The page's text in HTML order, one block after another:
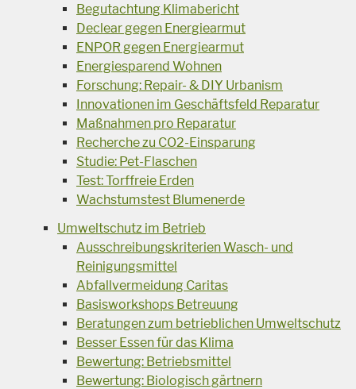
Begutachtung Klimabericht
Declear gegen Energiearmut
ENPOR gegen Energiearmut
Energiesparend Wohnen
Forschung: Repair- & DIY Urbanism
Innovationen im Geschäftsfeld Reparatur
Maßnahmen pro Reparatur
Recherche zu CO2-Einsparung
Studie: Pet-Flaschen
Test: Torffreie Erden
Wachstumstest Blumenerde
Umweltschutz im Betrieb
Ausschreibungskriterien Wasch- und
Reinigungsmittel
Abfallvermeidung Caritas
Basisworkshops Betreuung
Beratungen zum betrieblichen Umweltschutz
Besser Essen für das Klima
Bewertung: Betriebsmittel
Bewertung: Biologisch gärtnern